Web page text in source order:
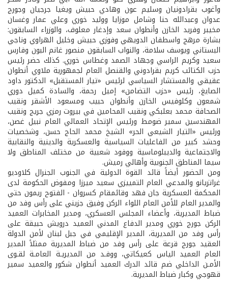
وآغوب بقرادونيان وسليم عون وهادي حبيش ويغيا جرجيان وجورج
عدوان وعبدالله حنا وشامل موزايا ووليد خوري وعلي عمار وغسان
مخيبر وفريد الخازن وأنطوان سعد وإدغار معلوف، والوزراء السابقون:
بشارة مرهج واسطفان الدويهي وفوزي حبيش وخليل الهراوي وناجي
البستاني ويوسف سلامة، والنواب السابقون منصور غانم البون وفارس
سعيد وكريم الراسي وجهاد الصمد وغطاس خوري. كذلك حضر رئيس
حزب الكتائب كريم بقرادوني والقنصل العام لجمهورية ملاوي أنطوان
عقيقي والمستشار السياسي لرئيس «تيار المستقبل» الدكتور داود
الصايغ، رئيس «حزب التضامن» إميل رحمة، والسادة كميل دوري
شمعون وكلوفيس الخازن وأنطوان حبيب ومسعود الأشقر ونقيب
الصحافة محمد بعلبكي ونقيب المحامين في بيروت رمزي جريج ونقيب
المهندسين سمير ضومط ورئيس الإتحاد العمالي العام نبيل غصن،
ورئيس «التيار الشيعي الحر» الشيخ محمد الحاج حسن، وشخصيات
وحشد كبير من الفاعليات السياسية والعسكرية والدينية والنقابية
والاجتماعية والديبلوماسية ووفود شعبية من مختلف المناطق ولا
سيما المناطق الجنوبية وأهالي رميش.
ومن الحضور أيضاً قائد القوة الدولية في الجنوب الجنرال كلاوديو
غراتزيانو والمدعي العام التمييزي سعيد ميرزا ومفوض الحكومة لدى
المحكمة العسكرية جان فهد وقائمقام كسروان - الفتوح ريمون حتي
والمدير العام للأمن العام اللواء الركن وفيق جزيني على رأس وفد من
ضباط المديرية، وأعضاء المجلس العسكري، ومدير المخابرات العميد
الركن جورج خوري ومدير الدفاع المدني العميد درويش حبيقة على
رأس وفد من المديرية، المدير الإقليمي في جبل لبنان لأمن الدولة
العقيد جورج قرعة على رأس وفد من ضباط المديرية ممثلاً المدير
العام العميد الياس كعيكاتي، ووفـد من المديريـة العامـة لقـوى
الأمـن الداخلي ضم قائد الدرك العميد أنطوان شكور والعميد سمير
قهوجي وكبار ضباط المديرية.